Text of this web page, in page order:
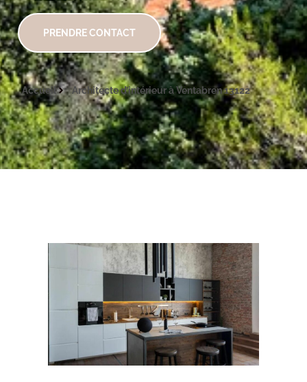
PRENDRE CONTACT
Accueil Architecte d’intérieur à Ventabren 13122